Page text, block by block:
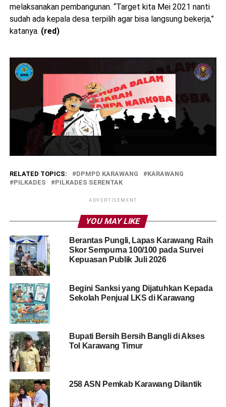
melaksanakan pembangunan. “Target kita Mei 2021 nanti
sudah ada kepala desa terpilih agar bisa langsung bekerja,”
katanya. (red)
RELATED TOPICS: DPMPD KARAWANG
KARAWANG
PILKADES
PILKADES SERENTAK
ADVERTISEMENT
YOU MAY LIKE
Berantas Pungli, Lapas Karawang Raih
Skor Sempurna 100/100 pada Survei
Kepuasan Publik Juli 2026
Begini Sanksi yang Dijatuhkan Kepada
Sekolah Penjual LKS di Karawang
Bupati Bersih Bersih Bangli di Akses
Tol Karawang Timur
258 ASN Pemkab Karawang Dilantik